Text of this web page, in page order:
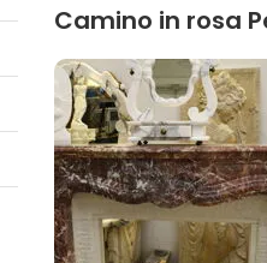
Camino in rosa